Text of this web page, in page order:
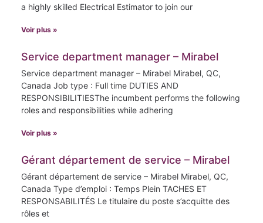
a highly skilled Electrical Estimator to join our
Voir plus »
Service department manager – Mirabel
Service department manager – Mirabel Mirabel, QC,
Canada Job type : Full time DUTIES AND
RESPONSIBILITIESThe incumbent performs the following
roles and responsibilities while adhering
Voir plus »
Gérant département de service – Mirabel
Gérant département de service – Mirabel Mirabel, QC,
Canada Type d’emploi : Temps Plein TACHES ET
RESPONSABILITÉS Le titulaire du poste s’acquitte des
rôles et